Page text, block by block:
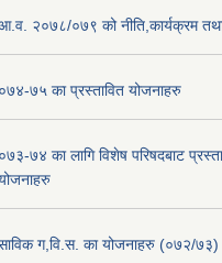
२०७८/०७९ को नीति,कार्यक्रम
०७४-७५ का प्रस्तावित योजनाहरु
०७३-७४ का लागि विशेष परिषदबाट
ग,वि.स. का योजनाहरु (०७२/७३)